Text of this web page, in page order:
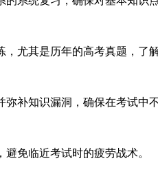
尤其是历年的高考真题，了
补知识漏洞，确保在考试中不
免临近考试时的疲劳战术。